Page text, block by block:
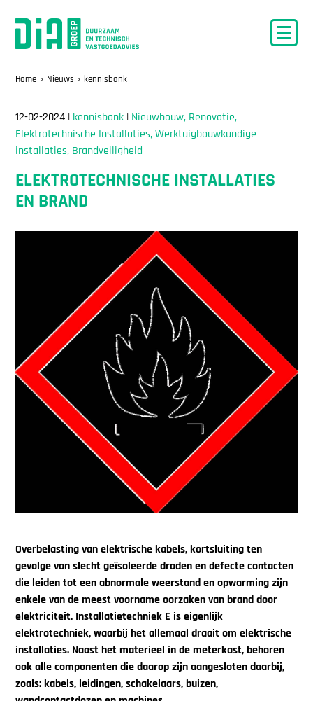
Home Nieuws kennisbank
12-02-2024 | kennisbank
Nieuwbouw, Renovatie,
Elektrotechnische Installaties, Werktuigbouwkundige
installaties, Brandveiligheid
ELEKTROTECHNISCHE INSTALLATIES
EN BRAND
Overbelasting van elektrische kabels, kortsluiting ten
gevolge van slecht geïsoleerde draden en defecte contacten
die leiden tot een abnormale weerstand en opwarming zijn
enkele van de meest voorname oorzaken van brand door
elektriciteit. Installatietechniek E is eigenlijk
elektrotechniek, waarbij het allemaal draait om elektrische
installaties. Naast het materieel in de meterkast, behoren
ook alle componenten die daarop zijn aangesloten daarbij,
zoals: kabels, leidingen, schakelaars, buizen,